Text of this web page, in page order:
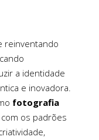
reinventando
a identidade
e inovadora.
fotografia
os padrões